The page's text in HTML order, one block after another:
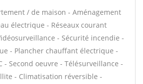
/ de maison - Aménagement
électrique - Réseaux courant
- Sécurité incendie -
- Plancher chauffant électrique -
- Second oeuvre - Télésurveillance -
- Climatisation réversible -